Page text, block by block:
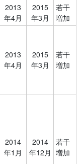
2013
年4月
2015
年3月
若干
増加
2013
年4月
2015
年3月
若干
増加
2014
年1月
2014
年12月
若干
増加